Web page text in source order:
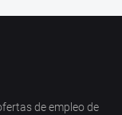
de empleo de